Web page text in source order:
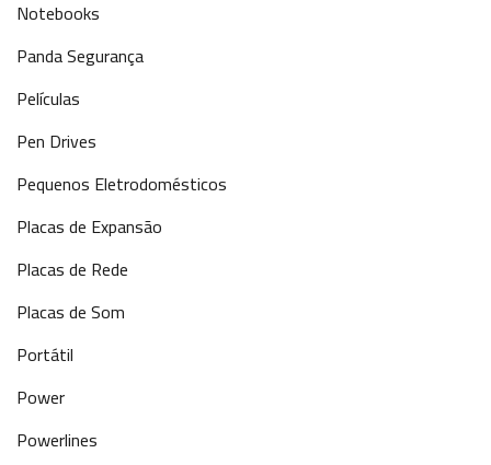
Notebooks
Panda Segurança
Películas
Pen Drives
Pequenos Eletrodomésticos
Placas de Expansão
Placas de Rede
Placas de Som
Portátil
Power
Powerlines